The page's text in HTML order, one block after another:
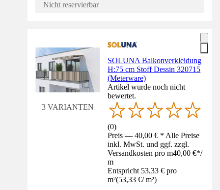
Nicht reservierbar
3 VARIANTEN
SOLUNA Balkonverkleidung
H:75 cm Stoff Dessin 320715
(Meterware)
Artikel wurde noch nicht
bewertet.
(0)
Preis — 40,00 € * Alle Preise
inkl. MwSt. und ggf. zzgl.
Versandkosten pro m40,00 €*/
m
Entspricht 53,33 € pro
m²(53,33 €/ m²)